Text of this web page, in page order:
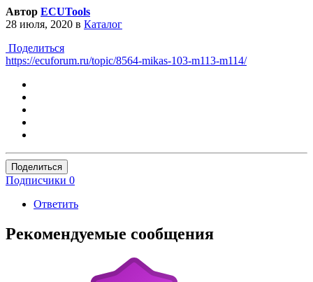
Автор ECUTools
28 июля, 2020 в Каталог
Поделиться
https://ecuforum.ru/topic/8564-mikas-103-m113-m114/
Поделиться
Подписчики 0
Ответить
Рекомендуемые сообщения